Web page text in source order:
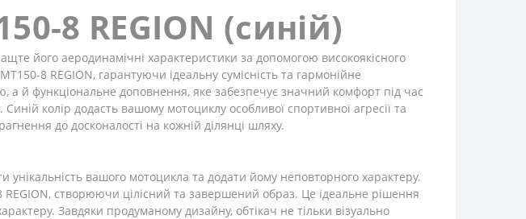
8 REGION (синій)
його аеродинамічні характеристики за допомогою високоякісного
8 REGION, гарантуючи ідеальну сумісність та гармонійне
й функціональне доповнення, яке забезпечує значний комфорт під час
колір додасть вашому мотоциклу особливої спортивної агресії та
до досконалості на кожній ділянці шляху.
вашого мотоцикла та додати йому неповторного характеру.
створюючи цілісний та завершений образ. Це ідеальне рішення
Завдяки продуманому дизайну, обтікач не тільки візуально